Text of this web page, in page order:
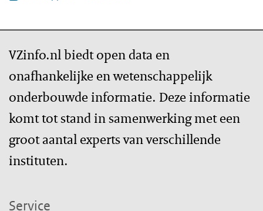
VZinfo.nl biedt open data en
onafhankelijke en wetenschappelijk
onderbouwde informatie. Deze informatie
komt tot stand in samenwerking met een
groot aantal experts van verschillende
instituten.
Service